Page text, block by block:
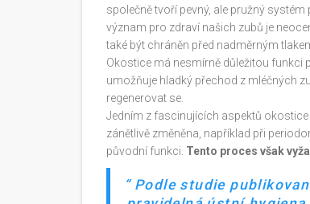
společně tvoří pevný, ale pružný
význam pro zdraví našich zubů je
také být chráněn před nadměrným
Okostice má nesmírně důležitou funkci
umožňuje hladký přechod z mléčných
regenerovat se.
Jedním z fascinujících aspektů
zánětlivě změněna, například při
původní funkci. Tento proces však
Podle studie